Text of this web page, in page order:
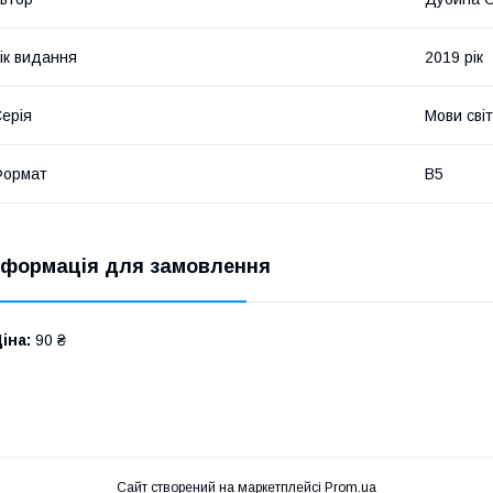
видання 2019 рік
Мови
В5
для замовлення
90 ₴
Сайт створений на маркетплейсі Prom.ua